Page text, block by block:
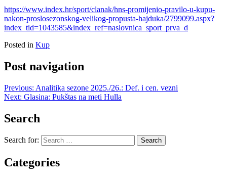
https://www.index.hr/sport/clanak/hns-promijenio-pravilo-u-kupu-
nakon-proslosezonskog-velikog-propusta-hajduka/2799099.aspx?
index_tid=1043585&index_ref=naslovnica_sport_prva_d
Posted in Kup
Post navigation
Previous: Analitika sezone 2025./26.: Def. i cen. vezni
Next: Glasina: Pukštas na meti Hulla
Search
Search for:
Categories